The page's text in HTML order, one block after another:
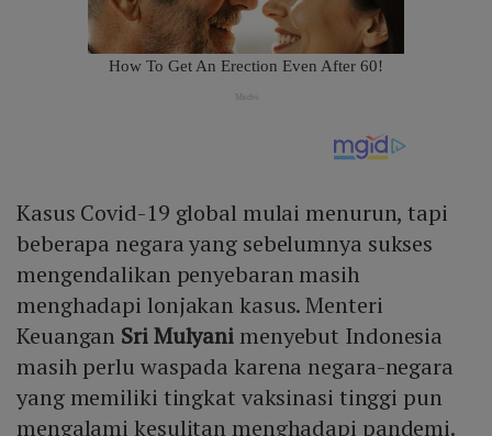
Kasus Covid-19 global mulai menurun, tapi
beberapa negara yang sebelumnya sukses
mengendalikan penyebaran masih
menghadapi lonjakan kasus. Menteri
Keuangan Sri Mulyani menyebut Indonesia
masih perlu waspada karena negara-negara
yang memiliki tingkat vaksinasi tinggi pun
mengalami kesulitan menghadapi pandemi.